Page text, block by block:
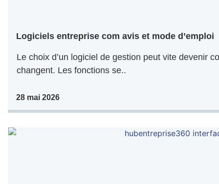
Logiciels entreprise com avis et mode d’emploi
Le choix d’un logiciel de gestion peut vite devenir
changent. Les fonctions se..
28 mai 2026